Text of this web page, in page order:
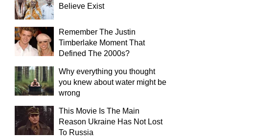
Believe Exist
Remember The Justin
Timberlake Moment That
Defined The 2000s?
Why everything you thought
you knew about water might be
wrong
This Movie Is The Main
Reason Ukraine Has Not Lost
To Russia